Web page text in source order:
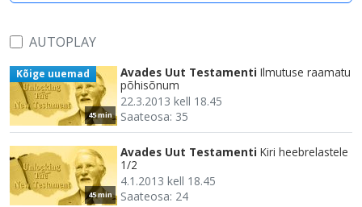
AUTOPLAY
45 min
Kõige uuemad Avades Uut Testamenti Ilmutuse raamatu
põhisõnum
22.3.2013 kell 18.45
Saateosa: 35
45 min
Avades Uut Testamenti Kiri heebrelastele
1/2
4.1.2013 kell 18.45
Saateosa: 24